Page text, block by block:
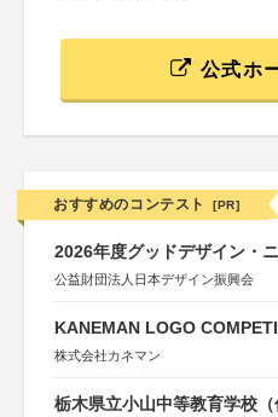
公式ホ
おすすめのコンテスト [PR]
2026年度グッドデザイン・
公益財団法人日本デザイン振興会
KANEMAN LOGO
株式会社カネマン
栃木県立小山中等教育学校